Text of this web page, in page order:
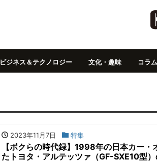
ビジネス＆テクノロジー 文化・趣味 コラ
2023年11月7日 特集
【ボクらの時代録】1998年の日本カー
たトヨタ・アルテッツァ（GF-SXE10型